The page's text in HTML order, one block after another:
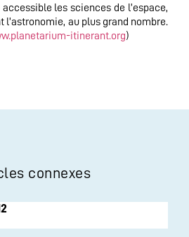
les sciences de l’espace,
au plus grand nombre.
itinerant.org)
connexes